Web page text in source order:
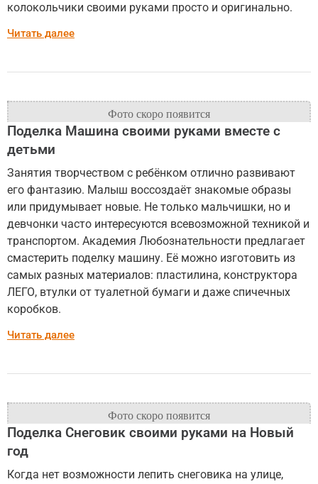
колокольчики своими руками просто и оригинально.
Читать далее
Поделка Машина своими руками вместе с
детьми
Занятия творчеством с ребёнком отлично развивают
его фантазию. Малыш воссоздаёт знакомые образы
или придумывает новые. Не только мальчишки, но и
девчонки часто интересуются всевозможной техникой и
транспортом. Академия Любознательности предлагает
смастерить поделку машину. Её можно изготовить из
самых разных материалов: пластилина, конструктора
ЛЕГО, втулки от туалетной бумаги и даже спичечных
коробков.
Читать далее
Поделка Снеговик своими руками на Новый
год
Когда нет возможности лепить снеговика на улице,